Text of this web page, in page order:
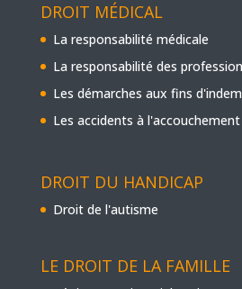
DROIT MÉDICAL
La responsabilité médicale
La responsabilité des
Les démarches aux fins
Les accidents à l'accouchement
DROIT DU HANDICAP
Droit de l'autisme
LE DROIT DE LA FAMILLE